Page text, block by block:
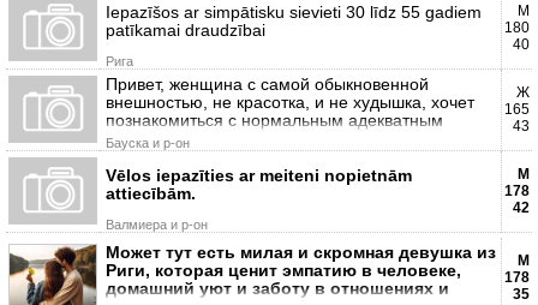
Iepazīšos ar simpātisku sievieti 30 līdz 55 gadiem
patīkamai draudzībai
Рига
М
180
40
Привет, женщина с самой обыкновенной
внешностью, не красотка, и не худышка, хочет
познакомиться с нормальным адекватным
Бауска и р-он
Ж
165
43
Vēlos iepazīties ar meiteni nopietnām
attiecībām.
Валмиера и р-он
М
178
42
Может тут есть милая и скромная девушка из
Риги, которая ценит эмпатию в человеке,
домашний уют и заботу в отношениях и
М
178
35